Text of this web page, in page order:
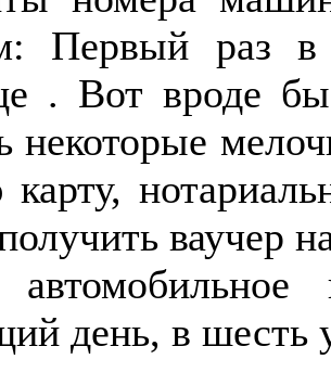
Первый раз
. Вот вроде
некоторые
карту,
ваучер
день, в шесть